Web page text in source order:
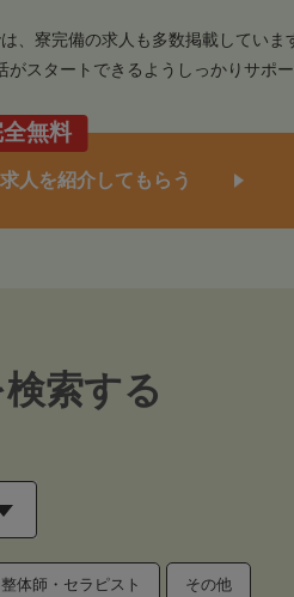
、寮完備の求人も多数掲載していま
スタートできるようしっかりサポー
全無料
人を紹介してもらう
索する
整体師・セラピスト その他